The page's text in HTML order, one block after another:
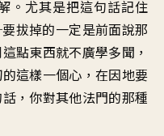
。 尤其是把這句話記住
要拔掉的一定是前面說那
點東西就不廣學多聞 ，
這樣一個心 ，在因地要
，你對其他法門的那種